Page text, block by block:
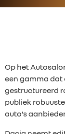
Op het
een gamma dat
gestructureerd
publiek
auto’s